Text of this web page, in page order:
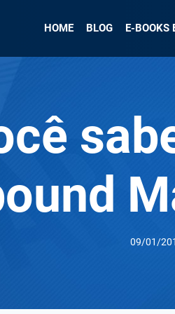
HOME BLOG E-BOOKS
09/01/